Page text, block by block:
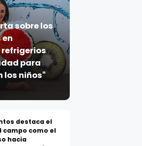
sobre los
refrigerios
para
los niños"
destaca el
campo como el
hacia